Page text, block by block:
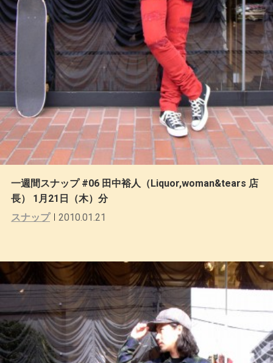
一週間スナップ #06 田中裕人（Liquor,woman&tears 店
長） 1月21日（木）分
スナップ
2010.01.21